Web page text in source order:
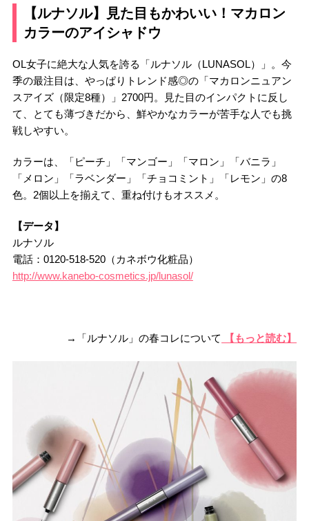
【ルナソル】見た目もかわいい！マカロン
カラーのアイシャドウ
OL女子に絶大な人気を誇る「ルナソル（LUNASOL）」。今
季の最注目は、やっぱりトレンド感◎の「マカロンニュアン
スアイズ（限定8種）」2700円。見た目のインパクトに反し
て、とても薄づきだから、鮮やかなカラーが苦手な人でも挑
戦しやすい。
カラーは、「ピーチ」「マンゴー」「マロン」「バニラ」
「メロン」「ラベンダー」「チョコミント」「レモン」の8
色。2個以上を揃えて、重ね付けもオススメ。
【データ】
ルナソル
電話：0120-518-520（カネボウ化粧品）
http://www.kanebo-cosmetics.jp/lunasol/
→「ルナソル」の春コレについて 【もっと読む】